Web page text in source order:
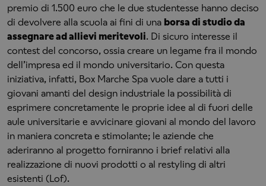
premio di 1.500 euro che le due studentesse hanno deciso
di devolvere alla scuola ai fini di una borsa di studio da
assegnare ad allievi meritevoli. Di sicuro interesse il
contest del concorso, ossia creare un legame fra il mondo
dell’impresa ed il mondo universitario. Con questa
iniziativa, infatti, Box Marche Spa vuole dare a tutti i
giovani amanti del design industriale la possibilità di
esprimere concretamente le proprie idee al di fuori delle
aule universitarie e avvicinare giovani al mondo del lavoro
in maniera concreta e stimolante; le aziende che
aderiranno al progetto forniranno i brief relativi alla
realizzazione di nuovi prodotti o al restyling di altri
esistenti (Lof).